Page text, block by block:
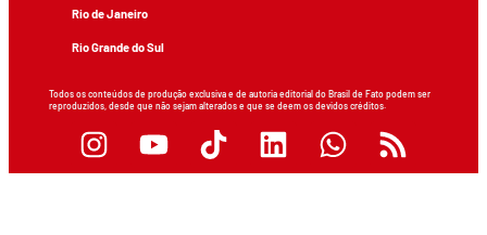
Rio de Janeiro
Rio Grande do Sul
Todos os conteúdos de produção exclusiva e de autoria editorial do Brasil de Fato podem ser
reproduzidos, desde que não sejam alterados e que se deem os devidos créditos.